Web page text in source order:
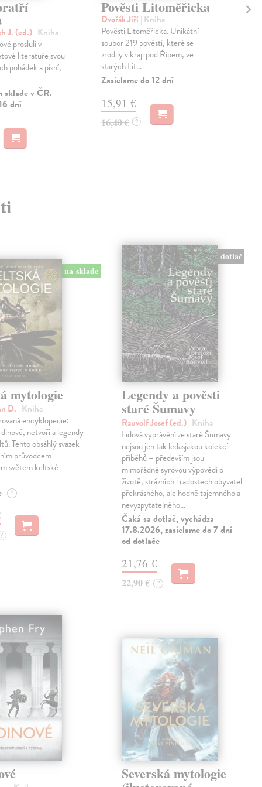
J. (ed.)| Kniha
prosluli v
literatuře svou
pohádek a písní,
sklade v ČR.
dní
Pověsti Litoměřicka
Dvořák Jiří | Kniha
Pověsti Litoměřicka. Unikátní
soubor 219 pověstí, které se
zrodily v kraji pod Řípem, ve
starých Lit...
Zasielame do 12 dní
15,91 €
16,40 € ?
na sklade
mytologie
D. | Kniha
encyklopedie:
netvoři a legendy
Tento obsáhlý svazek
průvodcem
světem keltské
?
?
dotlač
Legendy a pověsti
staré Šumavy
Rauvolf Josef (ed.)| Kniha
Lidová vyprávění ze staré Šumavy
nejsou jen tak ledasjakou kolekcí
příběhů – především jsou
mimořádně syrovou výpovědí o
životě, strázních i radostech obyvatel
překrásného, ale hodně tajemného a
nevyzpytatelného…
Čaká sa dotlač, vychádza
17.8.2026, zasielame do 7 dní
od dotlače
21,76 €
22,90 € ?
Severská mytologie